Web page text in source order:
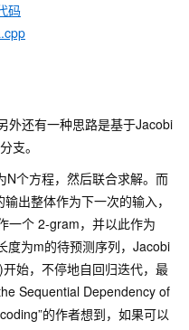
码
外还有一种思路是基于Jacobi
支。
N个方程，然后联合求解。而
出整体作为下一次的输入，
一个 2-gram，并以此作为
度为m的待预测序列，Jacobi
开始，不停地自回归迭代，最
Sequential Dependency of
的作者想到，如果可以